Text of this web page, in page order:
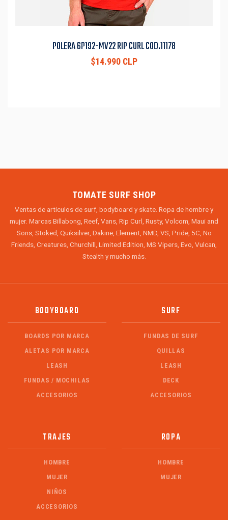
POLERA 6P192-MV22 RIP CURL COD.11178
$14.990 CLP
TOMATE SURF SHOP
Ventas de articulos de surf, bodyboard y skate. Ropa de hombre y
mujer. Marcas Billabong, Reef, Vans, Rip Curl, Rusty, Volcom, Maui and
Sons, Stoked, Quiksilver, Dakine, Element, NMD, VS, Pride, 5C, No
Friends, Creatures, Churchill, Limited Edition, MS Vipers, Evo, Vulcan,
Stealth y mucho más.
BODYBOARD
BOARDS POR MARCA
ALETAS POR MARCA
LEASH
FUNDAS / MOCHILAS
ACCESORIOS
SURF
FUNDAS DE SURF
QUILLAS
LEASH
DECK
ACCESORIOS
TRAJES
HOMBRE
MUJER
NIÑOS
ACCESORIOS
ROPA
HOMBRE
MUJER